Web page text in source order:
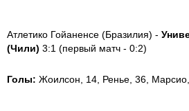
Атлетико Гойаненсе (Бразилия) -
(Чили) 3:1 (первый матч - 0:2)
Голы: Жоилсон, 14, Ренье, 36,